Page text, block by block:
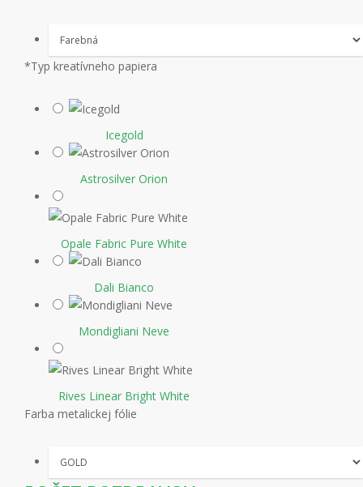
*Typ kreatívneho papiera
Icegold
Astrosilver Orion
Opale Fabric Pure White
Dali Bianco
Mondigliani Neve
Rives Linear Bright White
Farba metalickej fólie